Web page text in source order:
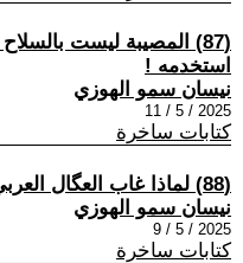
(87) المصيبة ليست
استخدمه !
نيسان سمو الهوزي
2025 / 5 / 11
كتابات ساخرة
(88) لماذا غاب العگال العربي عن الساحة الحمراء ؟
نيسان سمو الهوزي
2025 / 5 / 9
كتابات ساخرة